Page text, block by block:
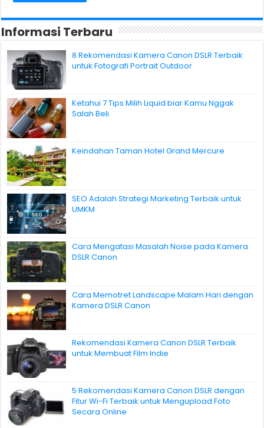
Informasi Terbaru
8 Rekomendasi Kamera Canon DSLR Terbaik
untuk Fotografi Portrait Outdoor
Ketahui 7 Tips Milih Liquid biar Kamu Nggak
Salah Beli
Keindahan Taman Hotel Grand Mercure
SEO Adalah Strategi Marketing Terbaik untuk
UMKM
Cara Mengatasi Masalah Noise pada Kamera
DSLR Canon
Cara Memotret Landscape Malam Hari dengan
Kamera DSLR Canon
Rekomendasi Kamera Canon DSLR Terbaik
untuk Membuat Film Indie
5 Rekomendasi Kamera Canon DSLR dengan
Fitur Wi-Fi Terbaik untuk Mengupload Foto
Secara Online